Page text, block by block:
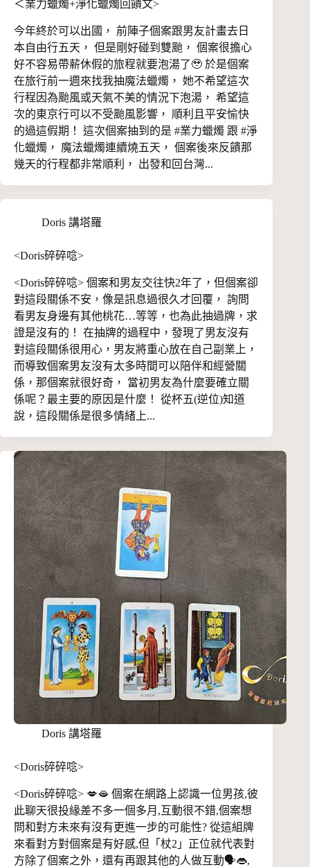
＜業力蠟燭+淨化蠟燭回饋文>
今年終於可以出國， 前陣子個案跟男友計畫去日
本自由行五天， 但是剛好碰到雙颱， 個案很擔心
好不容易帶薪休假的旅程就要泡湯了🥹 於是個案
在旅行前一週來找我抽魔法蠟燭， 她不希望這次
行程因為颱風或天氣不美的情況下泡湯， 希望這
次的東京行可以不受颱風影響， 順利且平安愉快
的過這假期！ 這次個案抽到的是 #業力蠟燭 跟 #淨
化蠟燭， 魔法蠟燭連續燒五天， 個案後來反饋那
幾天的行程都非常順利， 出發和回台灣...
Doris 講塔羅
<Doris碎碎唸>
<Doris碎碎唸> 個案和男友交往快2年了，但個案卻
對這段關係不安，像是訊息過很久才回覆， 詢問
看男友身邊有其他桃花…等等，也為此抽過牌，求
證是沒有的！ 在抽牌的過程中，發現了男友沒有
對這段關係很用心，男友將重心放在自己副業上，
而導致個案男友沒有太多時間可以陪伴和經營關
係，那個案就很好奇， 當初男友為什麼要確立關
係呢？最主要的原因是什麼！ 從杯五(逆位)知道
說，這段關係是很多情緒上...
Doris 講塔羅
<Doris碎碎唸>
<Doris碎碎唸> 💋🫦 個案在網路上認識一位男孩,彼
此聊天很投緣差不多一個多月,互動很不錯,個案想
問和對方未來有沒有更進一步的可能性? 從這組牌
來看對方對個案是有好感,但「杖2」正位就代表對
方除了個案之外，還有再跟其他的人做互動🗣️👄,